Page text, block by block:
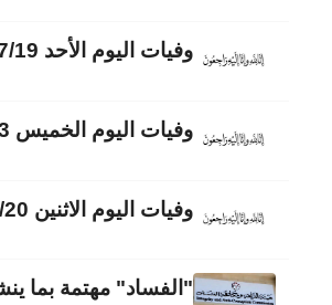
وفيات اليوم الأحد 2026/7/19
وفيات اليوم الخميس 2026/7/23
وفيات اليوم الاثنين 2026/7/20
"الفساد" مهتمة بما